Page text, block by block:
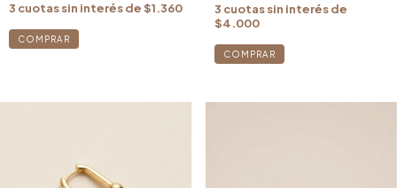
3 cuotas sin interés de$1.360 3 cuotas sin interés de
$4.000